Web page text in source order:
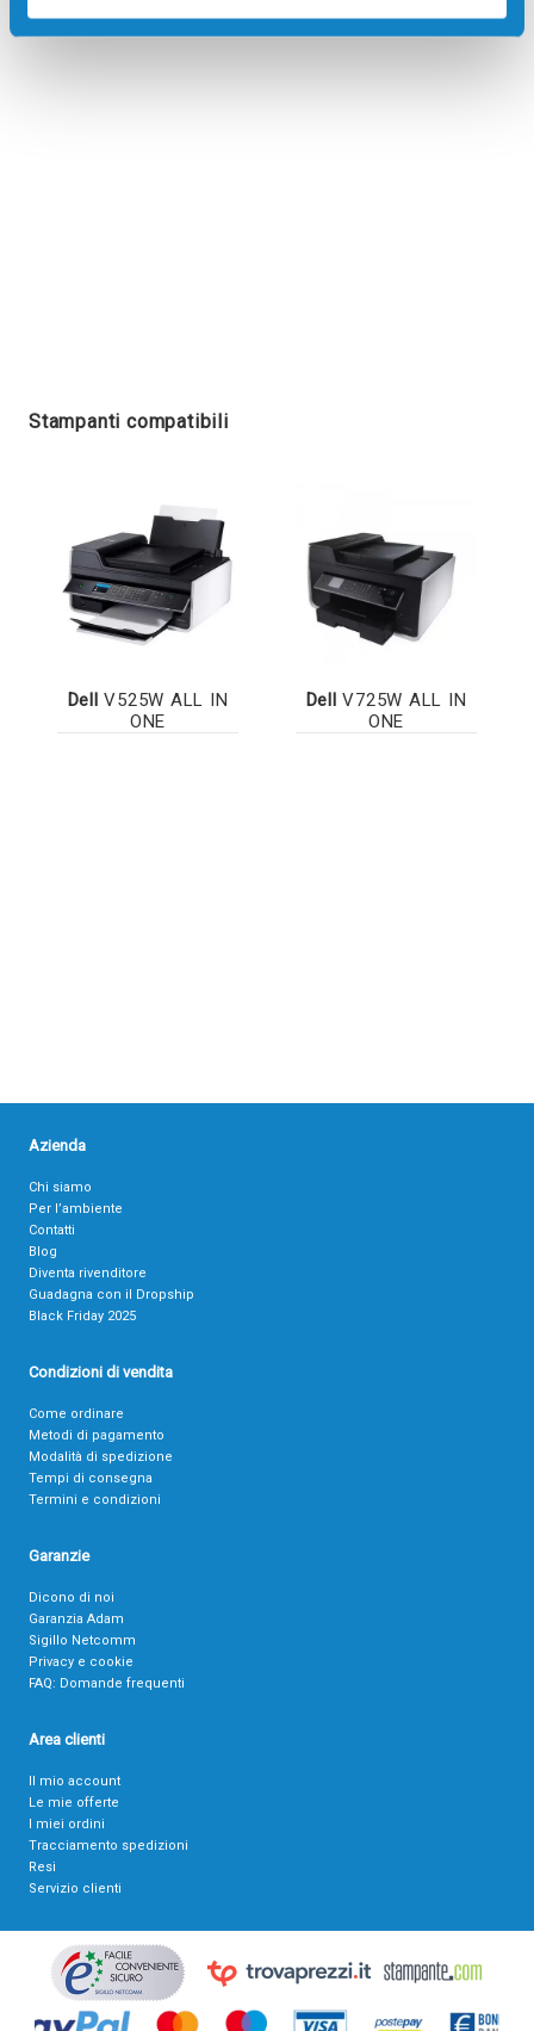
Recensioni
Stampanti compatibili
Dell V525W ALL IN
ONE
Dell V725W ALL IN
ONE
Azienda
Chi siamo
Per l’ambiente
Contatti
Blog
Diventa rivenditore
Guadagna con il Dropship
Black Friday 2025
Condizioni di vendita
Come ordinare
Metodi di pagamento
Modalità di spedizione
Tempi di consegna
Termini e condizioni
Garanzie
Dicono di noi
Garanzia Adam
Sigillo Netcomm
Privacy e cookie
FAQ: Domande frequenti
Area clienti
Il mio account
Le mie offerte
I miei ordini
Tracciamento spedizioni
Resi
Servizio clienti